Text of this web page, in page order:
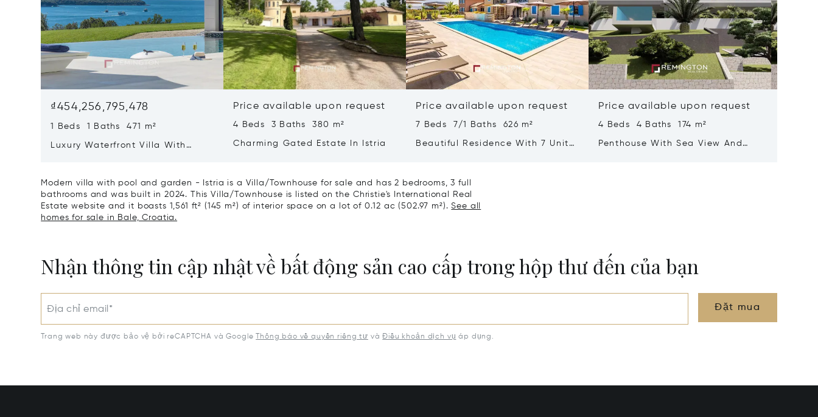
₫454,256,795,478
1 Beds 1 Baths 471 m²
Luxury Waterfront Villa With
Price available upon request
4 Beds 3 Baths 380 m²
Charming Gated Estate In Istria
Price available upon request
7 Beds 7/1 Baths 626 m²
Beautiful Residence With 7 Units
Price available upon request
4 Beds 4 Baths 174 m²
Penthouse With Sea View And
Modern villa with pool and garden - Istria is a Villa/Townhouse for sale and has 2 bedrooms, 3 full
bathrooms and was built in 2024. This Villa/Townhouse is listed on the Christie's International Real
Estate website and it boasts 1,561 ft² (145 m²) of interior space on a lot of 0.12 ac (502.97 m²).See all
homes for sale in Bale, Croatia.
Nhận thông tin cập nhật về bất động sản cao cấp trong hộp thư đến của bạn
Địa chỉ email* Đặt mua
Trang web này được bảo vệ bởi reCAPTCHA và Google Thông báo về quyền riêng tư vàĐiều khoản dịch vụ áp dụng.